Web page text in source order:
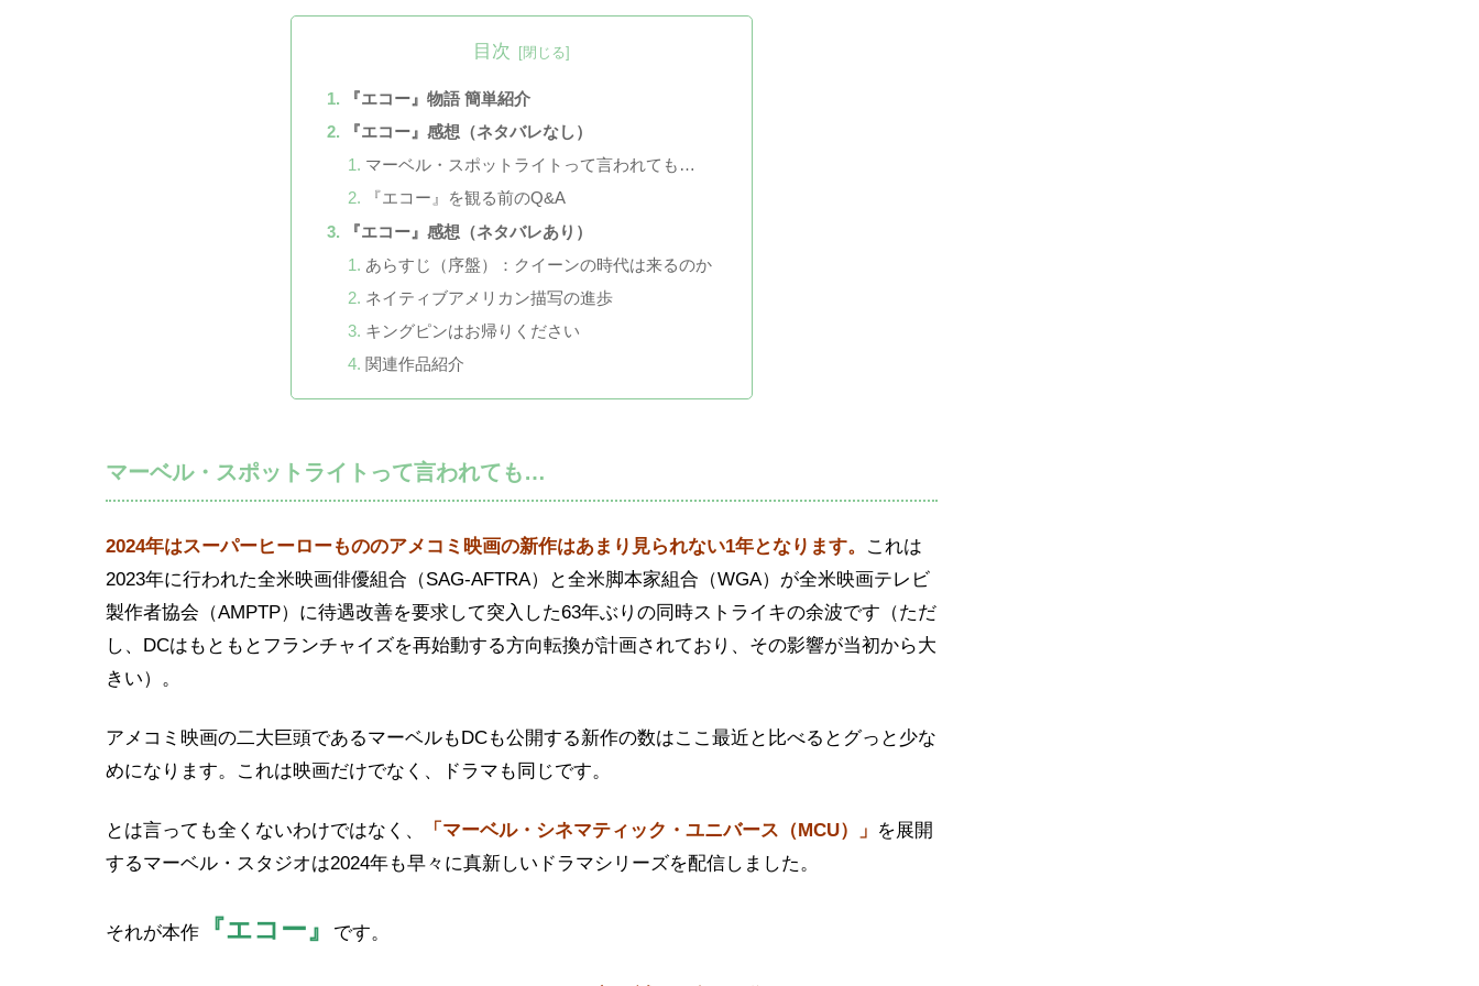
目次
『エコー』物語 簡単紹介
『エコー』感想（ネタバレなし）
マーベル・スポットライトって言われても…
『エコー』を観る前のQ&A
『エコー』感想（ネタバレあり）
あらすじ（序盤）：クイーンの時代は来るのか
ネイティブアメリカン描写の進歩
キングピンはお帰りください
関連作品紹介
マーベル・スポットライトって言われても…
2024年はスーパーヒーローもののアメコミ映画の新作はあまり見られない1年となります。
これは
2023年に行われた全米映画俳優組合（SAG-AFTRA）と全米脚本家組合（WGA）が全米映画テレビ
製作者協会（AMPTP）に待遇改善を要求して突入した63年ぶりの同時ストライキの余波です（ただ
し、DCはもともとフランチャイズを再始動する方向転換が計画されており、その影響が当初から大
きい）。
アメコミ映画の二大巨頭であるマーベルもDCも公開する新作の数はここ最近と比べるとグっと少な
めになります。これは映画だけでなく、ドラマも同じです。
とは言っても全くないわけではなく、 「マーベル・シネマティック・ユニバース（MCU）」 を展開
するマーベル・スタジオは2024年も早々に真新しいドラマシリーズを配信しました。
それが本作 『エコー』 です。